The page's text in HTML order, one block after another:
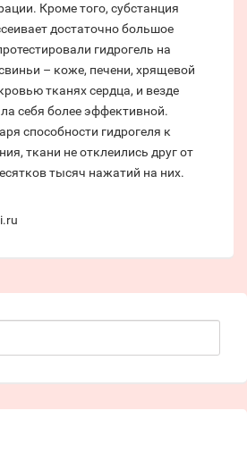
Кроме того, субстанция
достаточно большое
гидрогель на
– коже, печени, хрящевой
тканях сердца, и везде
себя более эффективной.
способности гидрогеля к
ткани не отклеились друг от
тысяч нажатий на них.